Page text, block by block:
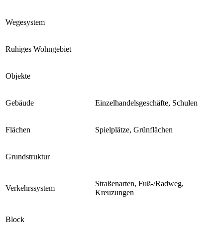
Wegesystem
Ruhiges Wohngebiet
Objekte
Gebäude Einzelhandelsgeschäfte, Schulen
Flächen Spielplätze, Grünflächen
Grundstruktur
Verkehrssystem
Straßenarten, Fuß-/Radweg,
Kreuzungen
Block